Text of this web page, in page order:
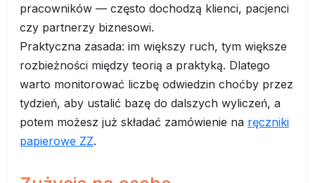
pracowników — często dochodzą klienci, pacjenci
czy partnerzy biznesowi.
Praktyczna zasada: im większy ruch, tym większe
rozbieżności między teorią a praktyką. Dlatego
warto monitorować liczbę odwiedzin choćby przez
tydzień, aby ustalić bazę do dalszych wyliczeń, a
potem możesz już składać zamówienie na ręczniki
papierowe ZZ.